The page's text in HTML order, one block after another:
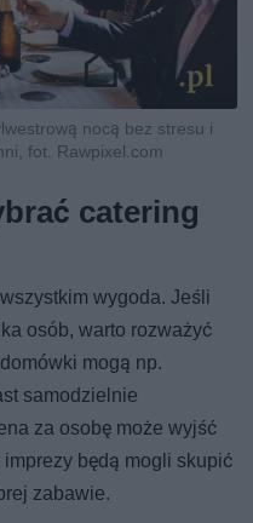
nocą bez stresu i
fot. Rawpixel.com
catering
wygoda. Jeśli
osób, warto rozważyć
mogą np.
samodzielnie
za osobę może wyjść
będą mogli skupić
zabawie.